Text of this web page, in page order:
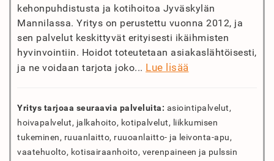
kehonpuhdistusta ja kotihoitoa Jyväskylän
Mannilassa. Yritys on perustettu vuonna 2012, ja
sen palvelut keskittyvät erityisesti ikäihmisten
hyvinvointiin. Hoidot toteutetaan asiakaslähtöisesti,
ja ne voidaan tarjota joko... Lue lisää
Yritys tarjoaa seuraavia palveluita: asiointipalvelut,
hoivapalvelut, jalkahoito, kotipalvelut, liikkumisen
tukeminen, ruuanlaitto, ruuoanlaitto- ja leivonta-apu,
vaatehuolto, kotisairaanhoito, verenpaineen ja pulssin